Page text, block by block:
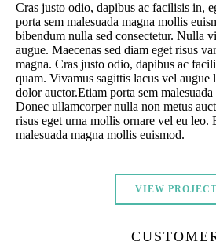
Cras justo odio, dapibus ac facilisis in,
porta sem malesuada magna mollis
bibendum nulla sed consectetur. Nulla
augue. Maecenas sed diam eget risus
magna. Cras justo odio, dapibus ac
quam. Vivamus sagittis lacus vel augue
dolor auctor.Etiam porta sem
Donec ullamcorper nulla non metus
risus eget urna mollis ornare vel eu leo.
malesuada magna mollis euismod.
VIEW PROJECT